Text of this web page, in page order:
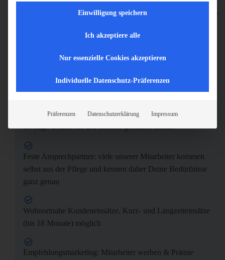
die Möglichkeit, dass ein Firmenfahrzeug inklusive Tankkarte
wir erstatten Dir die Fahrtkosten
30 Tage Urlaub die Du flexibel gestalten kannst
Feste Ansprechpartner: viele unserer Mitarbeiter kommen
selbst aus der Pflege und kennen daher Deine Bedürfnisse
ganz genau
Wohnortnahe Kundeneinsätze, Kurz- und Langzeiteinsätze
(bis 18 Monate) möglich
Empfehlungsmarketing: Mitarbeiter werben & Prämie
Einwilligung speichern
Ich akzeptiere alle
Nur essenzielle Cookies akzeptieren
Individuelle Datenschutz-Präferenzen
Präferenzen Datenschutzerklärung Impressum